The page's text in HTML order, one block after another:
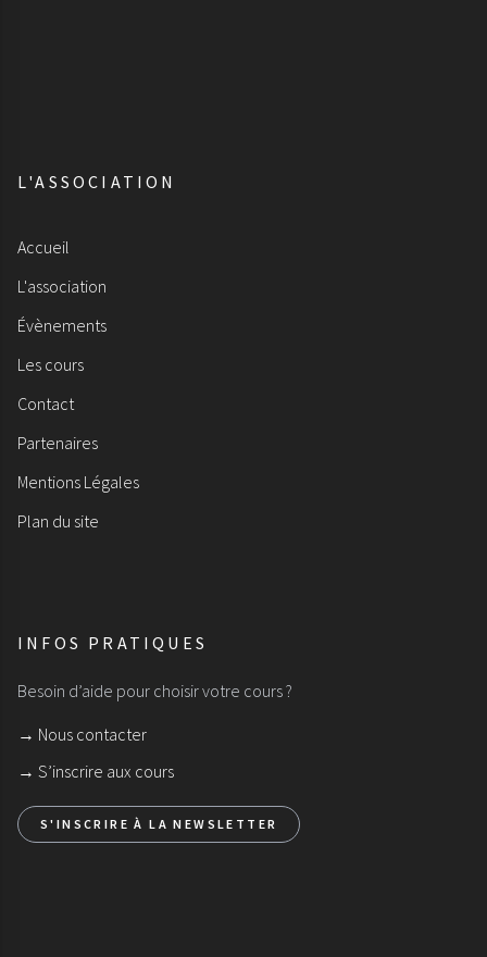
L'ASSOCIATION
Accueil
L'association
Évènements
Les cours
Contact
Partenaires
Mentions Légales
Plan du site
INFOS PRATIQUES
Besoin d’aide pour choisir votre cours ?
→ Nous contacter
→ S’inscrire aux cours
S'INSCRIRE À LA NEWSLETTER